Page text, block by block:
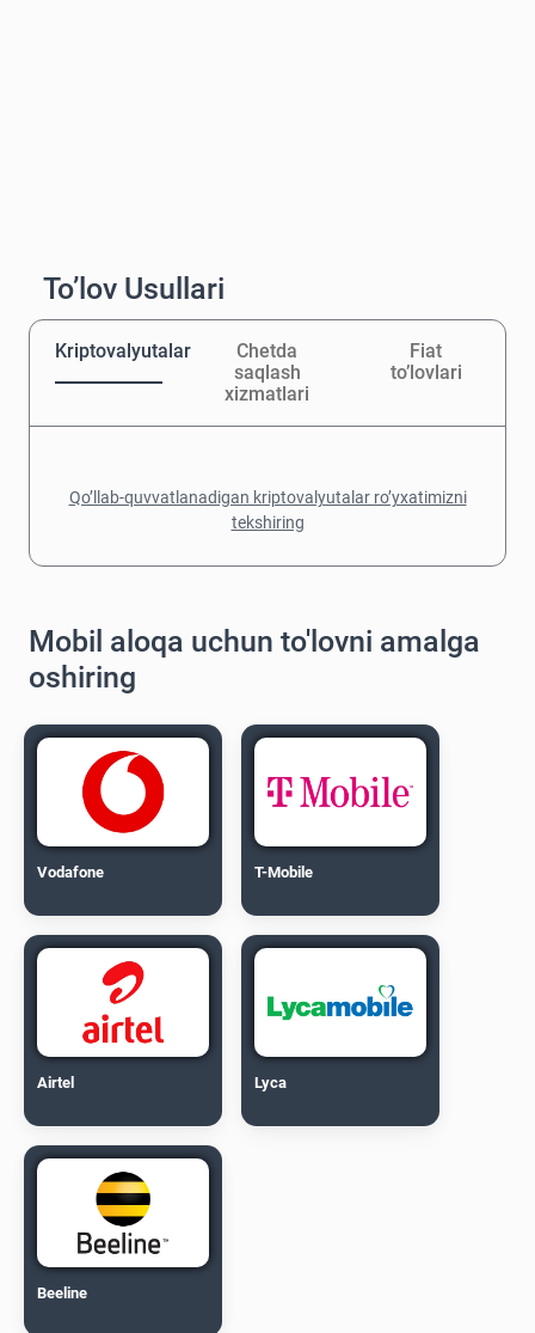
To’lov Usullari
Kriptovalyutalar
Chetda
saqlash
xizmatlari
Fiat
to’lovlari
Qo’llab-quvvatlanadigan kriptovalyutalar ro’yxatimizni
tekshiring
Mobil aloqa uchun to'lovni amalga
oshiring
Vodafone T-Mobile
Airtel Lyca
Beeline